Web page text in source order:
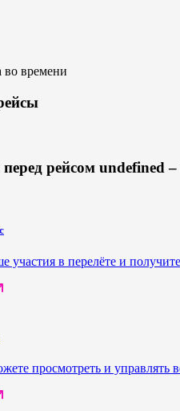
во времени
рейсом undefined –
участия в перелёте и
просмотреть и